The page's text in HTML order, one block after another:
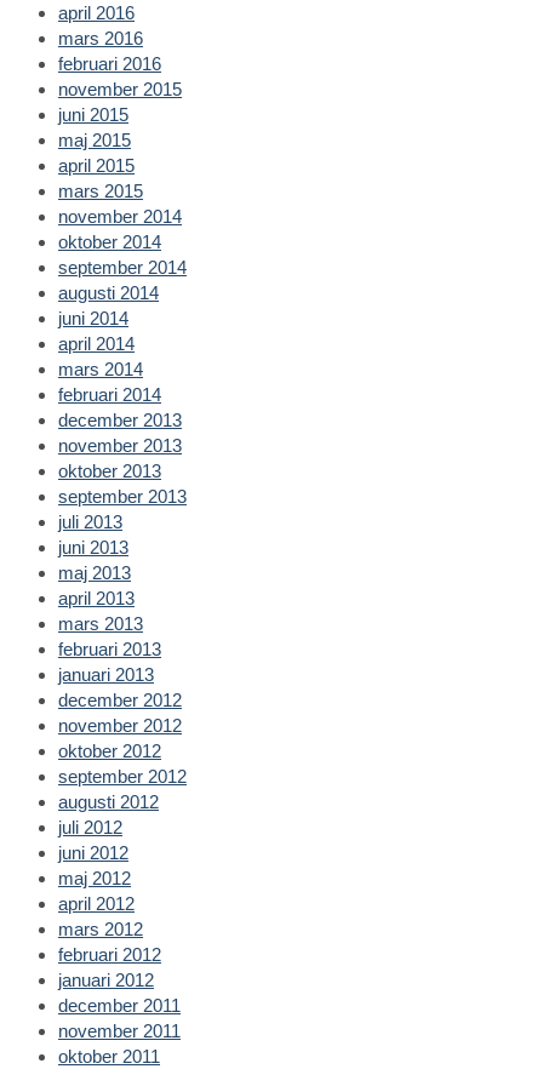
april 2016
mars 2016
februari 2016
november 2015
juni 2015
maj 2015
april 2015
mars 2015
november 2014
oktober 2014
september 2014
augusti 2014
juni 2014
april 2014
mars 2014
februari 2014
december 2013
november 2013
oktober 2013
september 2013
juli 2013
juni 2013
maj 2013
april 2013
mars 2013
februari 2013
januari 2013
december 2012
november 2012
oktober 2012
september 2012
augusti 2012
juli 2012
juni 2012
maj 2012
april 2012
mars 2012
februari 2012
januari 2012
december 2011
november 2011
oktober 2011